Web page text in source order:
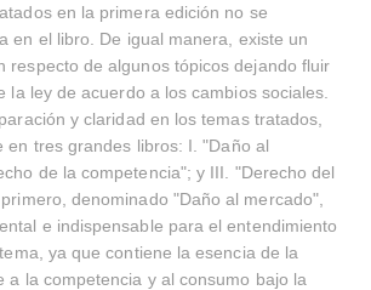
en la primera edición no se
en el libro. De igual manera, existe un
respecto de algunos tópicos dejando fluir
la ley de acuerdo a los cambios sociales.
y claridad en los temas tratados,
en tres grandes libros: I. "Daño al
de la competencia"; y III. "Derecho del
denominado "Daño al mercado",
e indispensable para el entendimiento
ya que contiene la esencia de la
a la competencia y al consumo bajo la